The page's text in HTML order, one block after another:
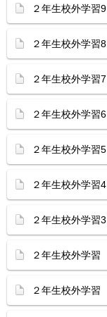
２年生校外学習9
２年生校外学習8
２年生校外学習7
２年生校外学習6
２年生校外学習5
２年生校外学習4
２年生校外学習3
２年生校外学習
２年生校外学習